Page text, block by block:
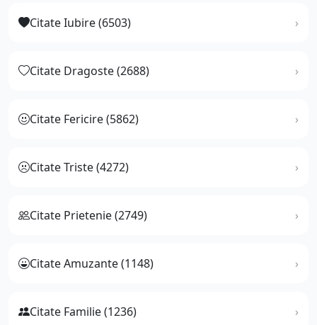
Citate Iubire (6503)
Citate Dragoste (2688)
Citate Fericire (5862)
Citate Triste (4272)
Citate Prietenie (2749)
Citate Amuzante (1148)
Citate Familie (1236)